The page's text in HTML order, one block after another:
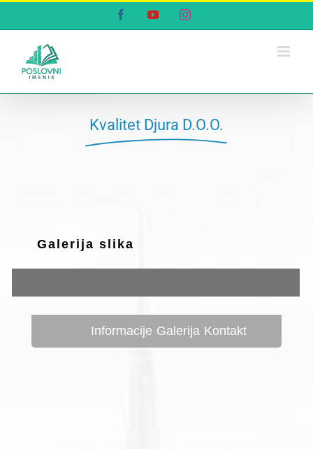
FacebookYouTubeInstagram
Kvalitet Djura D.O.O.
Galerija slika
Informacije Galerija Kontakt